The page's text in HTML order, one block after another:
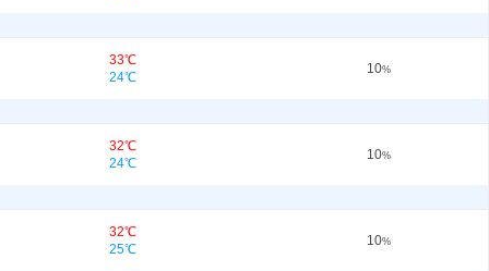
33℃
24℃
10%
32℃
24℃
10%
32℃
25℃
10%